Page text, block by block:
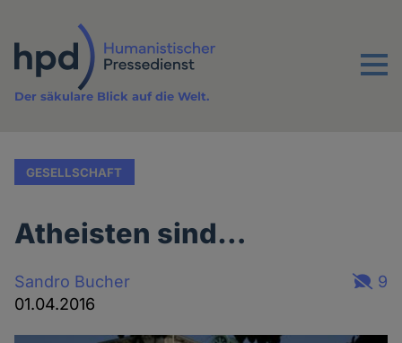
Inhalt
Menu
Der säkulare Blick auf die Welt.
GESELLSCHAFT
Atheisten sind…
Sandro Bucher
01.04.2016
9